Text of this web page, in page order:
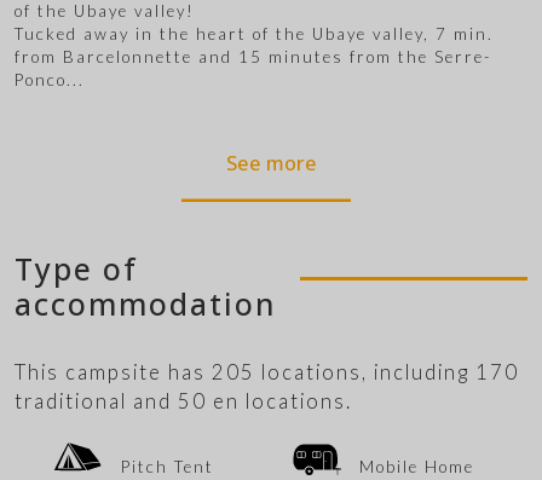
of the Ubaye valley!
Tucked away in the heart of the Ubaye valley, 7 min.
from Barcelonnette and 15 minutes from the Serre-
Ponco...
See more
Type of
accommodation
This campsite has 205 locations, including 170
traditional and 50 en locations.
Pitch Tent Mobile Home